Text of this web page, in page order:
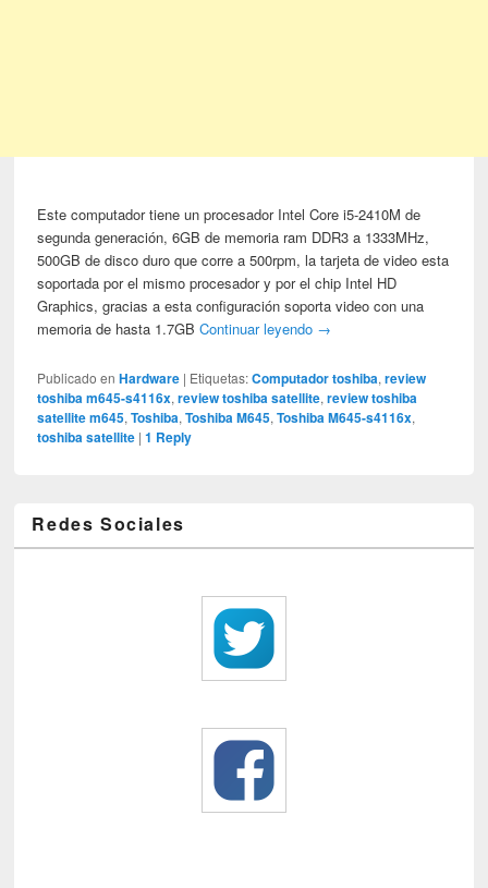
Este computador tiene un procesador Intel Core i5-2410M de
segunda generación, 6GB de memoria ram DDR3 a 1333MHz,
500GB de disco duro que corre a 500rpm, la tarjeta de video esta
soportada por el mismo procesador y por el chip Intel HD
Graphics, gracias a esta configuración soporta video con una
memoria de hasta 1.7GBContinuar leyendo →
Publicado en Hardware | Etiquetas: Computador toshiba,review
toshiba m645-s4116x,review toshiba satellite,review toshiba
satellite m645,Toshiba,Toshiba M645,Toshiba M645-s4116x,
toshiba satellite |1 Reply
Redes Sociales